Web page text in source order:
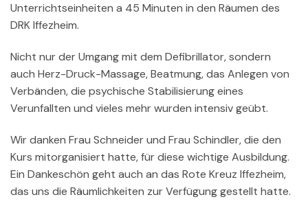
Unterrichtseinheiten a 45 Minuten in den Räumen des
DRK Iffezheim.
Nicht nur der Umgang mit dem Defibrillator, sondern
auch Herz-Druck-Massage, Beatmung, das Anlegen von
Verbänden, die psychische Stabilisierung eines
Verunfallten und vieles mehr wurden intensiv geübt.
Wir danken Frau Schneider und Frau Schindler, die den
Kurs mitorganisiert hatte, für diese wichtige Ausbildung.
Ein Dankeschön geht auch an das Rote Kreuz Iffezheim,
das uns die Räumlichkeiten zur Verfügung gestellt hatte.